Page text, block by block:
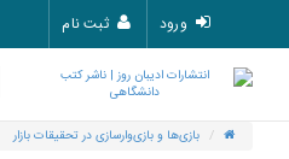
ورود ثبت نام
بازی‌ها و بازی‌وارسازی در تحقیقات بازار